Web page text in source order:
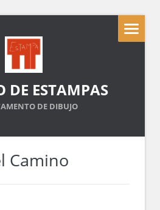
DE ESTAMPAS
DE DIBUJO
Camino